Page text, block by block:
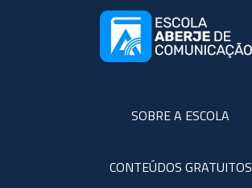
SOBRE A ESCOLA
CONTEÚDOS GRATUITOS